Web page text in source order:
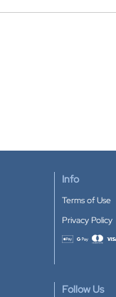
Info
Terms of Use
Privacy Policy
Accepted
Follow Us